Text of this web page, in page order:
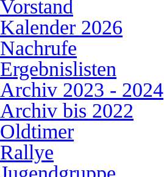
Vorstand
Kalender 2026
Nachrufe
Ergebnislisten
Archiv 2023 - 2024
Archiv bis 2022
Oldtimer
Rallye